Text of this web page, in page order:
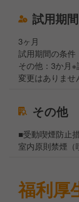
試用期間
3ヶ月
試用期間の条件
その他：3か月
変更はありませ
その他
■受動喫煙防止
室内原則禁煙（
福利厚